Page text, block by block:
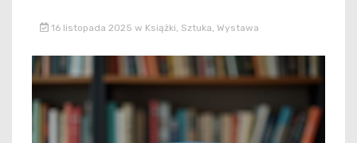
16 listopada 2025 w Książki Sztuka Wystawa